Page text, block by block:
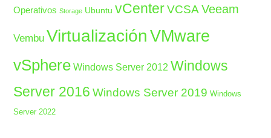
Operativos Storage Ubuntu vCenter VCSA Veeam
Vembu Virtualización VMware
vSphere Windows Server 2012 Windows
Server 2016 Windows Server 2019 Windows
Server 2022